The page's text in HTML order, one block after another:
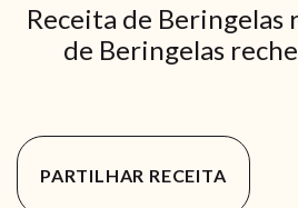
Receita de Beringelas
de Beringelas
PARTILHAR RECEITA